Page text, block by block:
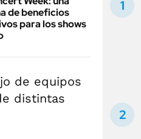
de beneficios
para los shows
de equipos
distintas